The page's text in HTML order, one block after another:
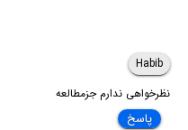
Habib
نظرخواهی ندارم جزمطالعه
پاسخ